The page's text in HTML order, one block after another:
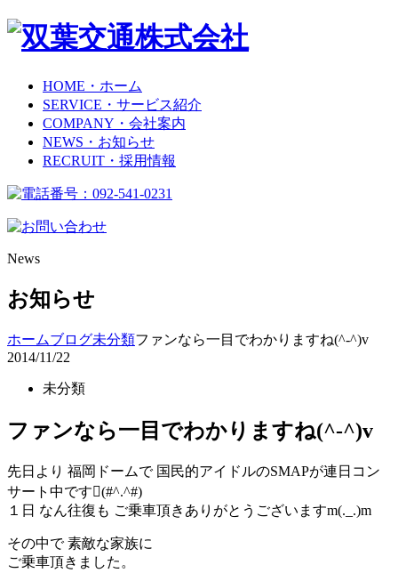
HOME ・ホーム
SERVICE ・サービス紹介
COMPANY ・会社案内
NEWS ・お知らせ
RECRUIT ・採用情報
News
お知らせ
ホームブログ未分類ファンなら一目でわか​りますね(^-^)v
2014/11/22
未分類
ファンなら一目でわか​りますね(^-^)v
先日より 福岡ドームで 国民的アイドルのSMAPが連日コン
サート中です(#^.^#)
１日 なん往復も ご乗車頂きありがとうございますm(._.)m
その中で 素敵な家族に
ご乗車頂きました。